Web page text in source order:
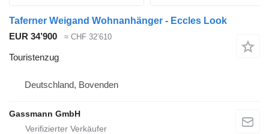
Taferner Weigand Wohnanhänger - Eccles Look
EUR 34’900
≈ CHF 32’610
Touristenzug
Deutschland, Bovenden
Gassmann GmbH